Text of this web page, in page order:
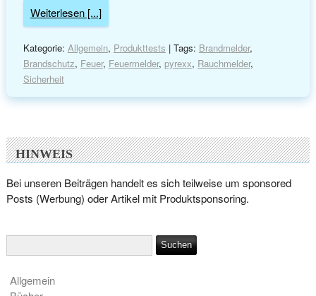
Weiterlesen [...]
Kategorie: Allgemein, Produkttests | Tags: Brandmelder,
Brandschutz, Feuer, Feuermelder, pyrexx, Rauchmelder,
Sicherheit
HINWEIS
Bei unseren Beiträgen handelt es sich teilweise um sponsored
Posts (Werbung) oder Artikel mit Produktsponsoring.
Allgemein